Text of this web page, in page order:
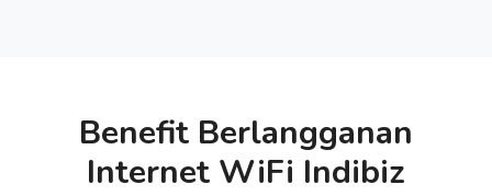
Benefit Berlangganan
Internet WiFi Indibiz